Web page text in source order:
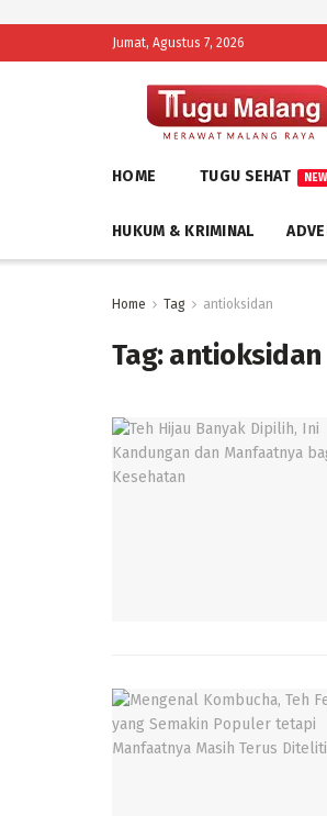
Jumat, Agustus 7, 2026
HOME TUGU SEHAT NEW
HUKUM & KRIMINAL
Home Tag antioksidan
Tag:antioksidan